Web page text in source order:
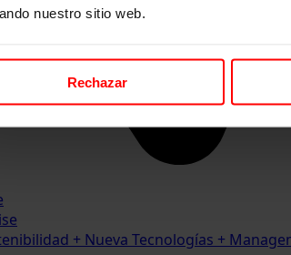
nuestro sitio web.
Rechazar
+ Nueva Tecnologías +